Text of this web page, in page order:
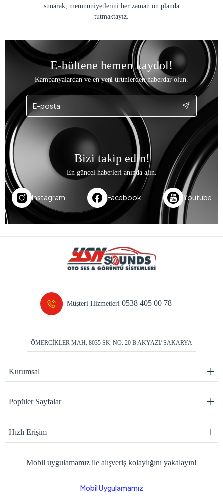
sunarak, memnuniyetlerini her zaman ön planda
tutmaktayız.
E-bültene hemen kaydol!
Kampanyalardan ve en yeni ürünlerden haberdar olun.
Bizi takip edin!
En güncel haberleri anında alın.
Instagram Facebook Youtube
Müşteri Hizmetleri0538 405 00 78
ÖMERCİKLER MAH. 8035 SK. NO: 20 B AKYAZI/ SAKARYA
Kurumsal
Popüler Sayfalar
Hızlı Erişim
Mobil uygulamamız ile alışveriş kolaylığını yakalayın!
Mobil Uygulamamız